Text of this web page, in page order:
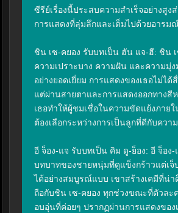
ซีรีย์เรื่องนี้ประสบความสำเร็จอย่างสูง
การแสดงที่ลุ่มลึกและเต็มไปด้วยอารม
ชิน เซ-คยอง รับบทเป็น ฮัน แจ-ฮี: ชิน
ความเปราะบาง ความฝัน และความมุ่
อย่างยอดเยี่ยม การแสดงของเธอไม่ไ
แต่ผ่านสายตาและการแสดงออกทางสี
เธอทำให้ผู้ชมเชื่อในความขัดแย้งภาย
ต้องเลือกระหว่างการเป็นลูกที่ดีกับควา
อี จ็อง-แจ รับบทเป็น คิม ดู-ย็อง: อี จ็อง
บทบาทของชายหนุ่มที่ดูแข็งกร้าวแต่เจ็
ได้อย่างสมบูรณ์แบบ เขาสร้างเคมีที่น่า
ถือกับชิน เซ-คยอง ทุกช่วงขณะที่ตัวละ
อบอุ่นที่ค่อยๆ ปรากฏผ่านการแสดงของ